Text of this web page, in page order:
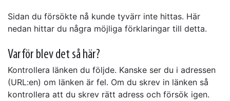
Sidan du försökte nå kunde tyvärr inte hittas. Här
nedan hittar du några möjliga förklaringar till detta.
Varför blev det så här?
Kontrollera länken du följde. Kanske ser du i adressen
(URL:en) om länken är fel. Om du skrev in länken så
kontrollera att du skrev rätt adress och försök igen.